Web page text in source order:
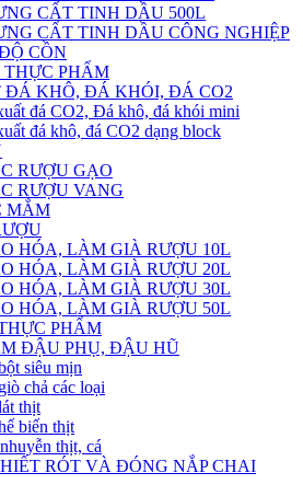
CẤT TINH DẦU 500L
CẤT TINH DẦU CÔNG NGHIỆP
CỒN
PHẨM
ĐÁ KHÔ, ĐÁ KHÓI, ĐÁ CO2
đá CO2, Đá khô, đá khói mini
đá khô, đá CO2 dạng block
RƯỢU GẠO
RƯỢU VANG
MẮM
HÓA, LÀM GIÀ RƯỢU 10L
HÓA, LÀM GIÀ RƯỢU 20L
HÓA, LÀM GIÀ RƯỢU 30L
HÓA, LÀM GIÀ RƯỢU 50L
PHẨM
ĐẬU PHỤ, ĐẬU HŨ
siêu mịn
chả các loại
thịt
biến thịt
thịt, cá
RÓT VÀ ĐÓNG NẮP CHAI